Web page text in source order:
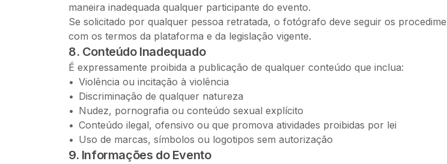
maneira inadequada qualquer participante do evento.
Se solicitado por qualquer pessoa retratada, o fotógrafo deve seguir os
com os termos da plataforma e da legislação vigente.
8. Conteúdo Inadequado
É expressamente proibida a publicação de qualquer conteúdo que inclua:
Violência ou incitação à violência
Discriminação de qualquer natureza
Nudez, pornografia ou conteúdo sexual explícito
Conteúdo ilegal, ofensivo ou que promova atividades proibidas por lei
Uso de marcas, símbolos ou logotipos sem autorização
9. Informações do Evento